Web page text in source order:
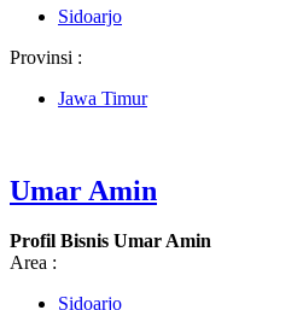
Sidoarjo
Provinsi :
Jawa Timur
Umar Amin
Profil Bisnis Umar Amin
Area :
Sidoarjo